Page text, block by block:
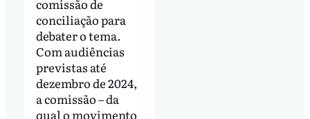
comissão de
conciliação para
debater o tema.
Com audiências
previstas até
dezembro de 2024,
a comissão – da
qual o movimento